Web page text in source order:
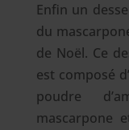
Enfin un
du
de Noël. Ce
est composé
poudre
mascarpone